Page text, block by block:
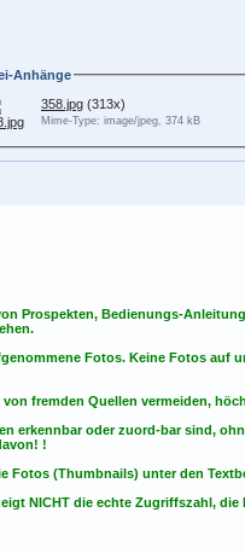
Anhänge
358.jpg (313x)
Mime-Type: image/jpeg, 374 kB
Prospekten, Bedienungs-
Fotos. Keine Fotos auf
von fremden Quellen vermeiden,
erkennbar oder zuord-bar sind,
!
Fotos (Thumbnails) unter den
NICHT die echte Zugriffszahl,